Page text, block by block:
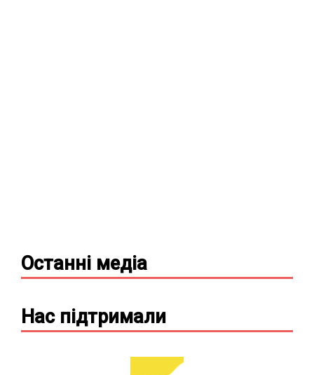
Останні медіа
Нас підтримали